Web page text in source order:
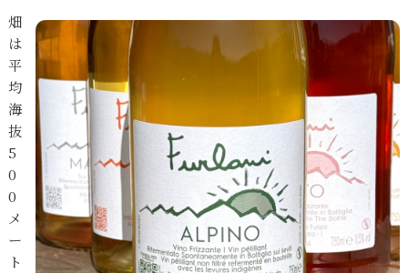
畑
は
平
均
海
抜
5
0
0
メ
ー
ト